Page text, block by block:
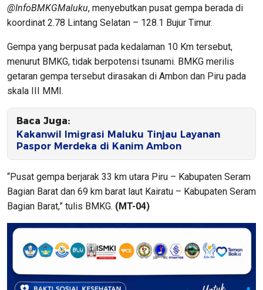
@InfoBMKGMaluku, menyebutkan pusat gempa berada di
koordinat 2.78 Lintang Selatan – 128.1 Bujur Timur.
Gempa yang berpusat pada kedalaman 10 Km tersebut,
menurut BMKG, tidak berpotensi tsunami. BMKG merilis
getaran gempa tersebut dirasakan di Ambon dan Piru pada
skala III MMI.
Baca Juga:
Kakanwil Imigrasi Maluku Tinjau Layanan
Paspor Merdeka di Kanim Ambon
“Pusat gempa berjarak 33 km utara Piru – Kabupaten Seram
Bagian Barat dan 69 km barat laut Kairatu – Kabupaten Seram
Bagian Barat,” tulis BMKG. (MT-04)